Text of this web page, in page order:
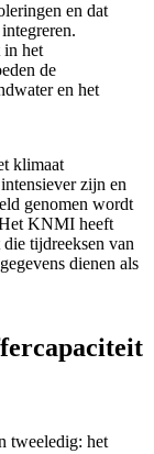
en dat
in het
de
en het
klimaat
zijn en
genomen wordt
Het KNMI heeft
tijdreeksen van
dienen als
tweeledig: het